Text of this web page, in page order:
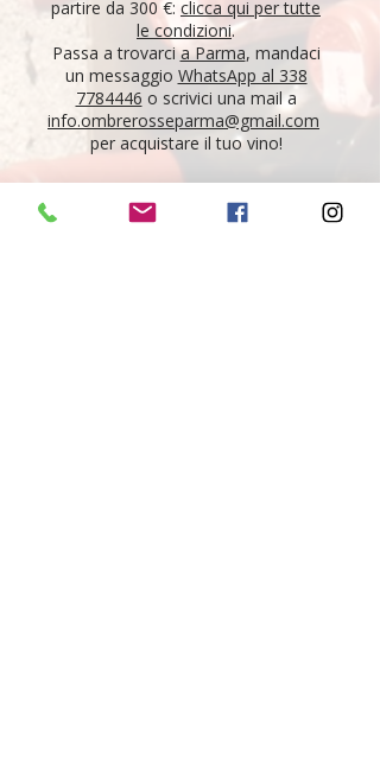
partire da 300 €: clicca qui per tutte
le condizioni.
Passa a trovarcia Parma, mandaci
un messaggio WhatsApp al 338
7784446 o scrivici una mail a
info.ombrerosseparma@gmail.com
per acquistare il tuo vino!
lungo percorso di ricerca, iniziato nel 1995 con